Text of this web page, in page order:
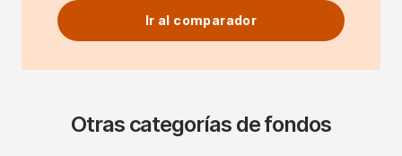
Ir al comparador
Otras categorías de fondos